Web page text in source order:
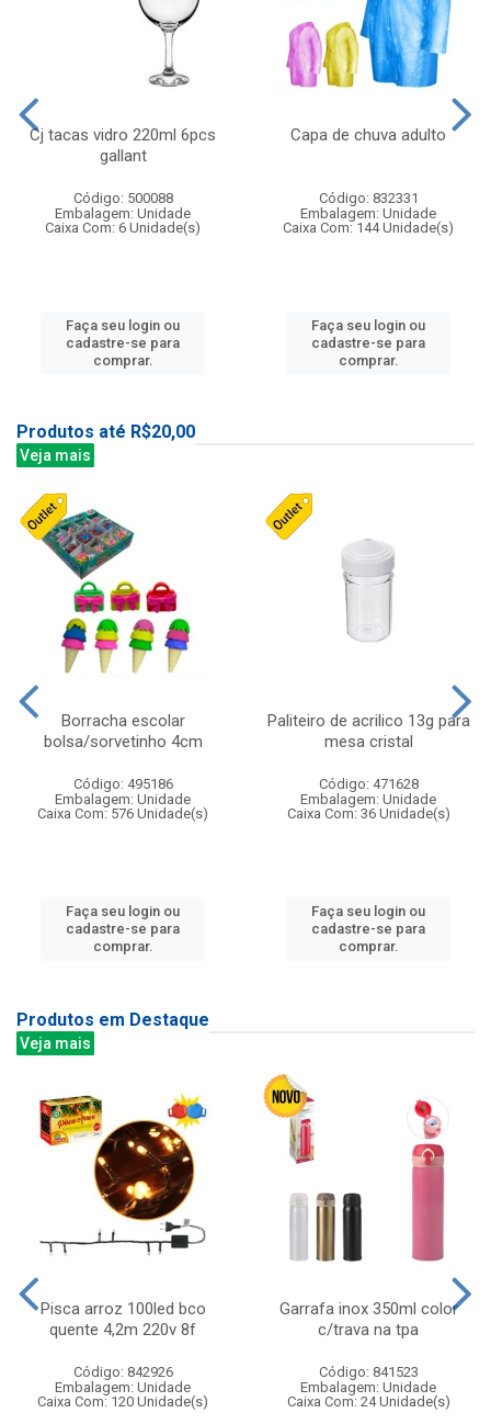
Cj tacas vidro 220ml 6pcs
gallant
Código: 500088
Embalagem: Unidade
Caixa Com: 6 Unidade(s)
Faça seu login ou
cadastre-se para
comprar.
Capa de chuva adulto
Código: 832331
Embalagem: Unidade
Caixa Com: 144 Unidade(s)
Faça seu login ou
cadastre-se para
comprar.
Produtos até R$20,00
Veja mais
Borracha escolar
bolsa/sorvetinho 4cm
Código: 495186
Embalagem: Unidade
Caixa Com: 576 Unidade(s)
Faça seu login ou
cadastre-se para
comprar.
Paliteiro de acrilico 13g para
mesa cristal
Código: 471628
Embalagem: Unidade
Caixa Com: 36 Unidade(s)
Faça seu login ou
cadastre-se para
comprar.
Produtos em Destaque
Veja mais
Pisca arroz 100led bco
quente 4,2m 220v 8f
Código: 842926
Embalagem: Unidade
Caixa Com: 120 Unidade(s)
Garrafa inox 350ml color
c/trava na tpa
Código: 841523
Embalagem: Unidade
Caixa Com: 24 Unidade(s)